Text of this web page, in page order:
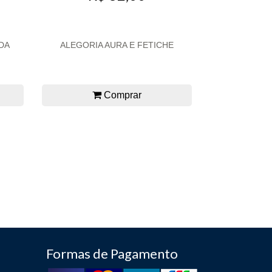
ALEGORIA AURA E FETICHE
Comprar
Formas de Pagamento